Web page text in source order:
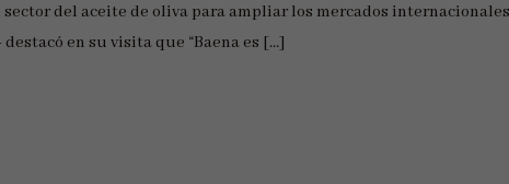
del aceite de oliva para ampliar los mercados
en su visita que “Baena es […]